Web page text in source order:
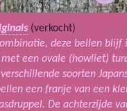
(verkocht)
deze bellen
een ovale (howliet)
soorten
een franje van een
De achterzijde